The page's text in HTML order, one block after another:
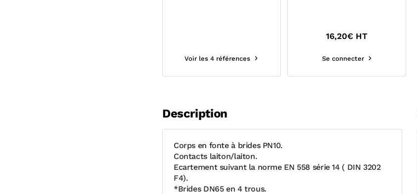
Voir les 4 références
16,20€ HT
Se connecter
Description
Corps en fonte à brides PN10.
Contacts laiton/laiton.
Ecartement suivant la norme EN 558 série 14 ( DIN 3202
F4).
*Brides DN65 en 4 trous.